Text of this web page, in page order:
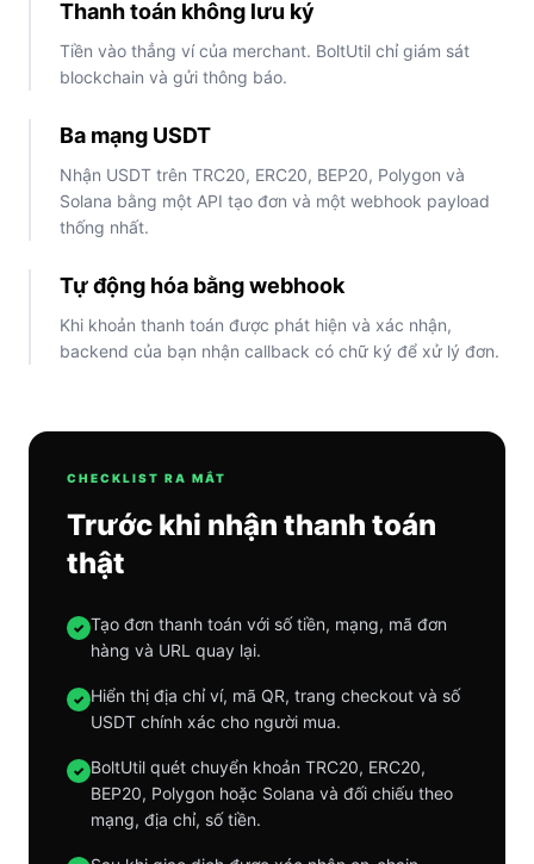
Thanh toán không lưu ký
Tiền vào thẳng ví của merchant. BoltUtil chỉ giám sát
blockchain và gửi thông báo.
Ba mạng USDT
Nhận USDT trên TRC20, ERC20, BEP20, Polygon và
Solana bằng một API tạo đơn và một webhook payload
thống nhất.
Tự động hóa bằng webhook
Khi khoản thanh toán được phát hiện và xác nhận,
backend của bạn nhận callback có chữ ký để xử lý đơn.
CHECKLIST RA MẮT
Trước khi nhận thanh toán
thật
✓ Tạo đơn thanh toán với số tiền, mạng, mã đơn
hàng và URL quay lại.
✓ Hiển thị địa chỉ ví, mã QR, trang checkout và số
USDT chính xác cho người mua.
✓ BoltUtil quét chuyển khoản TRC20, ERC20,
BEP20, Polygon hoặc Solana và đối chiếu theo
mạng, địa chỉ, số tiền.